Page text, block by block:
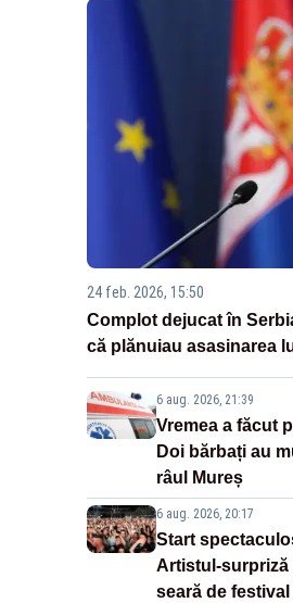
24 feb. 2026, 15:50
Complot dejucat în
că plănuiau asasinarea
6 aug. 2026, 21:39
Vremea a făcut
Doi bărbați au
râul Mureș
6 aug. 2026, 20:17
Start
Artistul-surpriză
seară de festival